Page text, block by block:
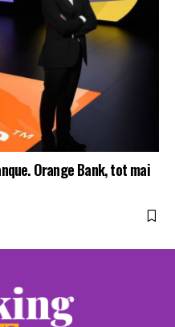
Orange Bank, tot mai